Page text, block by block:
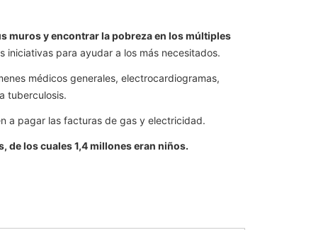
muros y encontrar la pobreza en los múltiples
iniciativas para ayudar a los más necesitados.
médicos generales, electrocardiogramas,
tuberculosis.
a pagar las facturas de gas y electricidad.
de los cuales 1,4 millones eran niños.